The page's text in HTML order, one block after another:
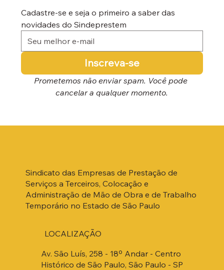
Cadastre-se e seja o primeiro a saber das
novidades do Sindeprestem
Inscreva-se
Prometemos não enviar spam. Você pode
cancelar a qualquer momento.
Sindicato das Empresas de Prestação de
Serviços a Terceiros, Colocação e
Administração de Mão de Obra e de Trabalho
Temporário no Estado de São Paulo
Av. São Luís, 258 - 18º Andar - Centro
Histórico de São Paulo, São Paulo - SP
LOCALIZAÇÃO